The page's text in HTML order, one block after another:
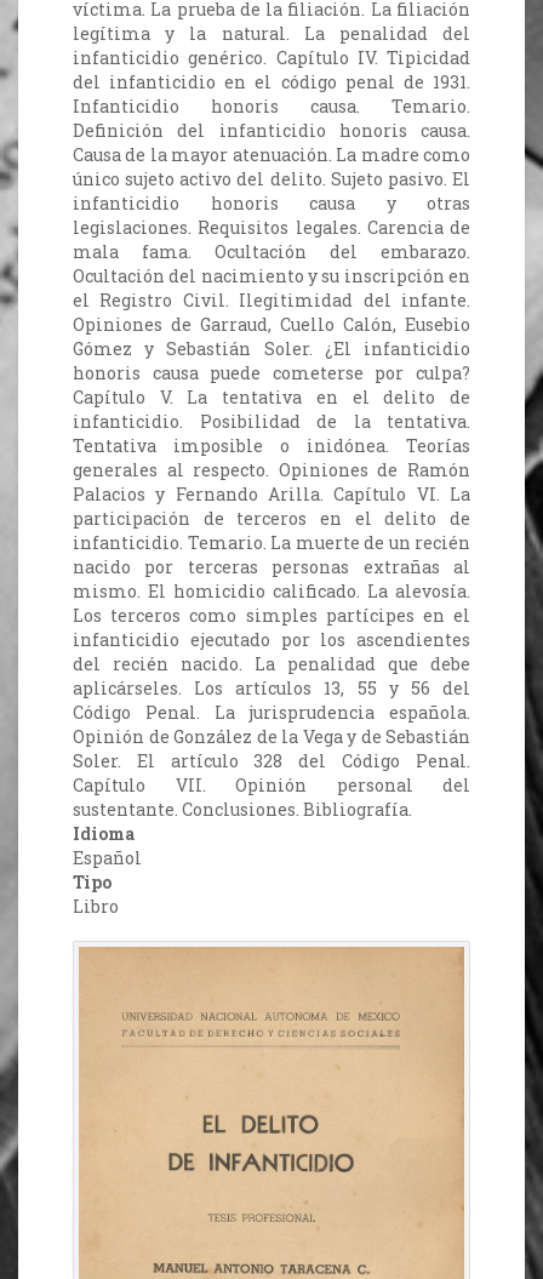
víctima. La prueba de la filiación. La filiación
legítima y la natural. La penalidad del
infanticidio genérico. Capítulo IV. Tipicidad
del infanticidio en el código penal de 1931.
Infanticidio honoris causa. Temario.
Definición del infanticidio honoris causa.
Causa de la mayor atenuación. La madre como
único sujeto activo del delito. Sujeto pasivo. El
infanticidio honoris causa y otras
legislaciones. Requisitos legales. Carencia de
mala fama. Ocultación del embarazo.
Ocultación del nacimiento y su inscripción en
el Registro Civil. Ilegitimidad del infante.
Opiniones de Garraud, Cuello Calón, Eusebio
Gómez y Sebastián Soler. ¿El infanticidio
honoris causa puede cometerse por culpa?
Capítulo V. La tentativa en el delito de
infanticidio. Posibilidad de la tentativa.
Tentativa imposible o inidónea. Teorías
generales al respecto. Opiniones de Ramón
Palacios y Fernando Arilla. Capítulo VI. La
participación de terceros en el delito de
infanticidio. Temario. La muerte de un recién
nacido por terceras personas extrañas al
mismo. El homicidio calificado. La alevosía.
Los terceros como simples partícipes en el
infanticidio ejecutado por los ascendientes
del recién nacido. La penalidad que debe
aplicárseles. Los artículos 13, 55 y 56 del
Código Penal. La jurisprudencia española.
Opinión de González de la Vega y de Sebastián
Soler. El artículo 328 del Código Penal.
Capítulo VII. Opinión personal del
sustentante. Conclusiones. Bibliografía.
Idioma
Español
Tipo
Libro